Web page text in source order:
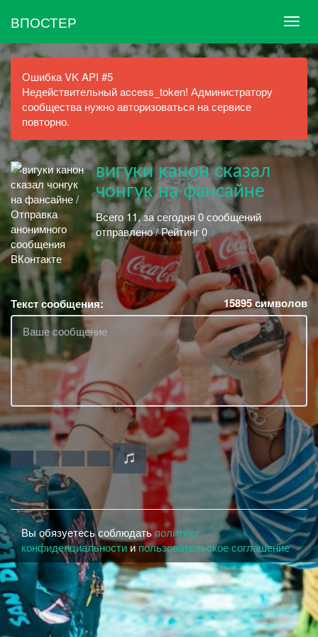
ВПОСТЕР
Ошибка VK API #5
Недействительный access_token! Администратору
сообщества нужно авторизоваться на сервисе
повторно.
вигуки канон сказал
чонгук на фансайне
Всего 11, за сегодня 0 сообщений
отправлено / Рейтинг 0
Текст сообщения: 15895символов
Вы обязуетесь соблюдатьполитику
конфиденциальностии пользовательское соглашение